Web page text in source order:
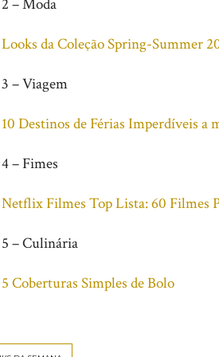
2 – Moda
Looks da Coleção Spring-Summer
3 – Viagem
10 Destinos de Férias Imperdíveis a
4 – Fimes
Netflix Filmes Top Lista: 60 Filmes
5 – Culinária
5 Coberturas Simples de Bolo